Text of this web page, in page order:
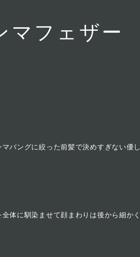
マフェザー
バングに絞った前髪で決めすぎない優し
体に馴染ませて顔まわりは後から細かく